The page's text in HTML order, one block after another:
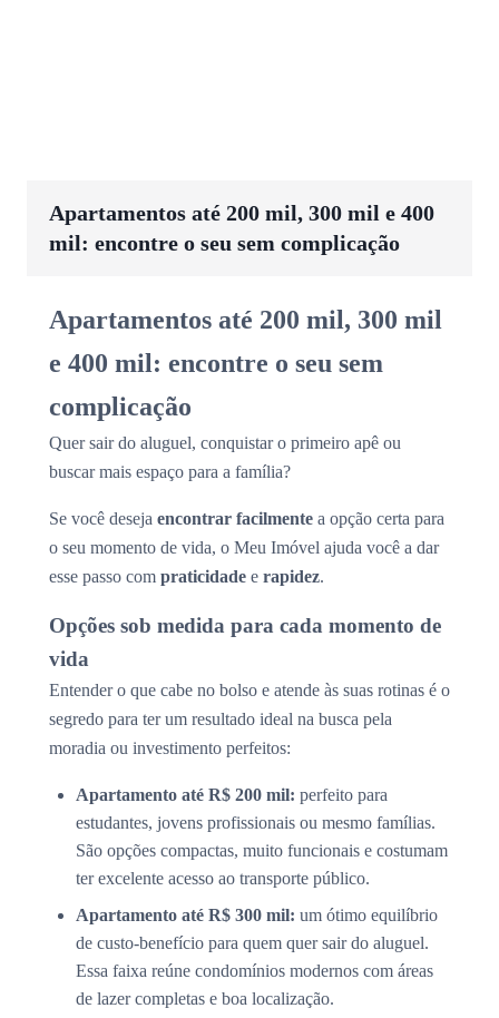
Apartamentos até 200 mil, 300 mil e 400
mil: encontre o seu sem complicação
Apartamentos até 200 mil, 300 mil
e 400 mil: encontre o seu sem
complicação
Quer sair do aluguel, conquistar o primeiro apê ou
buscar mais espaço para a família?
Se você deseja encontrar facilmente a opção certa para
o seu momento de vida, o Meu Imóvel ajuda você a dar
esse passo com praticidade e rapidez.
Opções sob medida para cada momento de
vida
Entender o que cabe no bolso e atende às suas rotinas é o
segredo para ter um resultado ideal na busca pela
moradia ou investimento perfeitos:
Apartamento até R$ 200 mil: perfeito para
estudantes, jovens profissionais ou mesmo famílias.
São opções compactas, muito funcionais e costumam
ter excelente acesso ao transporte público.
Apartamento até R$ 300 mil: um ótimo equilíbrio
de custo-benefício para quem quer sair do aluguel.
Essa faixa reúne condomínios modernos com áreas
de lazer completas e boa localização.